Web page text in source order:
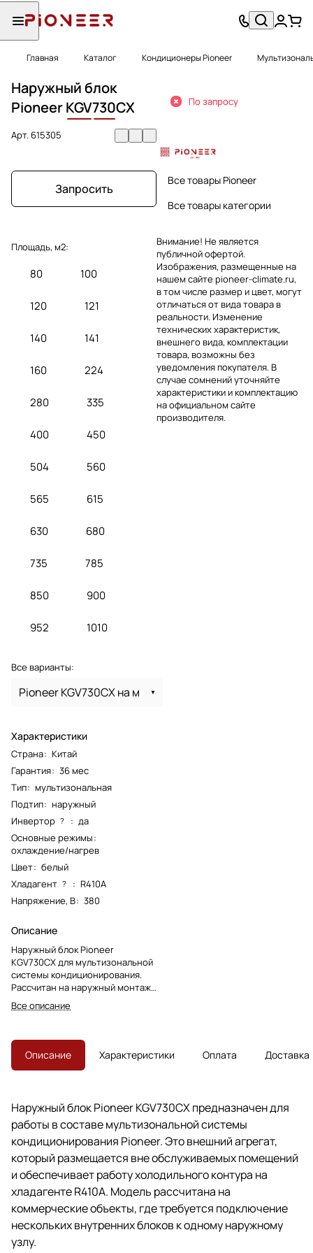
Главная Каталог Кондиционеры Pioneer
Наружный блок
PioneerKGV730CX
Арт.615305
Запросить
Площадь, м2:
80 100
120 121
140 141
160 224
280 335
400 450
504 560
565 615
630 680
735 785
850 900
952 1010
Все варианты:
Pioneer KGV730CX на м
Характеристики
Страна: Китай
Гарантия: 36 мес
Тип: мультизональная
Подтип: наружный
Инвертор ? : да
Основные режимы:
охлаждение/нагрев
Цвет: белый
Хладагент ? : R410A
Напряжение, В: 380
Описание
Наружный блок Pioneer
KGV730CX для мультизональной
системы кондиционирования.
Рассчитан на наружный монтаж,
работу с R410A и подключение
внутренних блоков Pioneer в
Все описание
По запросу
Все товары Pioneer
Все товары категории
Внимание! Не является
публичной офертой.
Изображения, размещенные на
нашем сайте pioneer-climate.ru,
в том числе размер и цвет, могут
отличаться от вида товара в
реальности. Изменение
технических характеристик,
внешнего вида, комплектации
товара, возможны без
уведомления покупателя. В
случае сомнений уточняйте
характеристики и комплектацию
на официальном сайте
производителя.
Описание Характеристики Оплата Доставка
Наружный блок Pioneer KGV730CX предназначен для
работы в составе мультизональной системы
кондиционирования Pioneer. Это внешний агрегат,
который размещается вне обслуживаемых помещений
и обеспечивает работу холодильного контура на
хладагенте R410A. Модель рассчитана на
коммерческие объекты, где требуется подключение
нескольких внутренних блоков к одному наружному
узлу.